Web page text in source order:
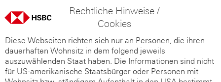
Rechtliche Hinweise /
Cookies
Diese Webseiten richten sich nur an Personen, die ihren
dauerhaften Wohnsitz in dem folgend jeweils
auszuwählenden Staat haben. Die Informationen sind nicht
für US-amerikanische Staatsbürger oder Personen mit